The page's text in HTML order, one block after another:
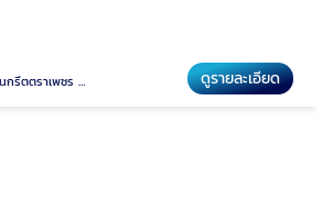
จำหน่ายกระเบื้องหลังคา